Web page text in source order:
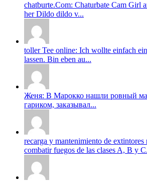
chatburte.Com: Chaturbate Cam Girl
her Dildo dildo v...
toller Tee online: Ich wollte einfach
lassen. Bin eben au...
Женя: В Марокко нашли ровный
гариком, заказывал...
recarga y mantenimiento de
combatir fuegos de las clases A, B y